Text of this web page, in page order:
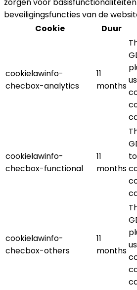
zorgen voor
beveiligingsfuncties van de
Cookie
Duur
cookielawinfo-
checbox-analytics
11
months
cookielawinfo-
checbox-functional
11
months
cookielawinfo-
checbox-others
11
months